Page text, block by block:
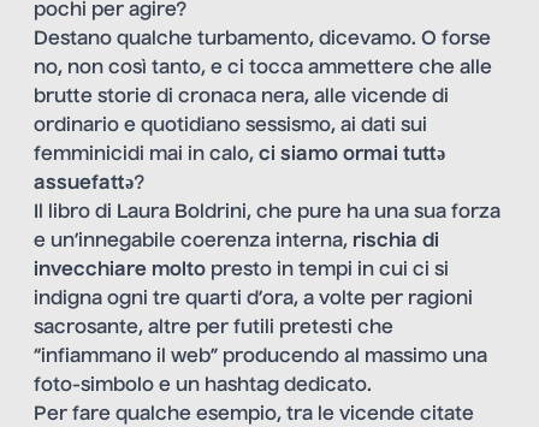
pochi per agire?
Destano qualche turbamento, dicevamo. O forse
no, non così tanto, e ci tocca ammettere che alle
brutte storie di cronaca nera, alle vicende di
ordinario e quotidiano sessismo, ai dati sui
femminicidi mai in calo, ci siamo ormai tuttǝ
assuefattǝ?
Il libro di Laura Boldrini, che pure ha una sua forza
e un’innegabile coerenza interna, rischia di
invecchiare molto presto in tempi in cui ci si
indigna ogni tre quarti d’ora, a volte per ragioni
sacrosante, altre per futili pretesti che
“infiammano il web” producendo al massimo una
foto-simbolo e un hashtag dedicato.
Per fare qualche esempio, tra le vicende citate